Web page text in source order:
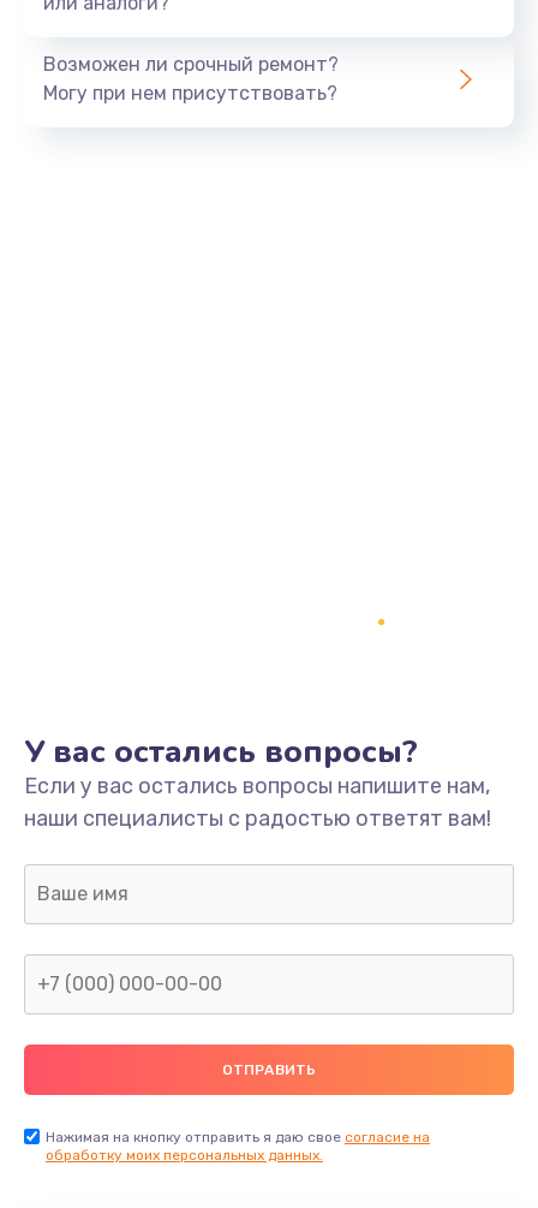
550 руб.
Не включается
1400 руб.
Заказать
800 руб.
400 руб.
Не реагирует на кнопки
Возможен ли срочный ремонт?
Могу при нем присутствовать?
У вас остались вопросы?
Если у вас остались вопросы напишите нам,
наши специалисты с радостью ответят вам!
Нажимая на кнопку отправить я даю свое согласие на
обработку моих персональных данных.